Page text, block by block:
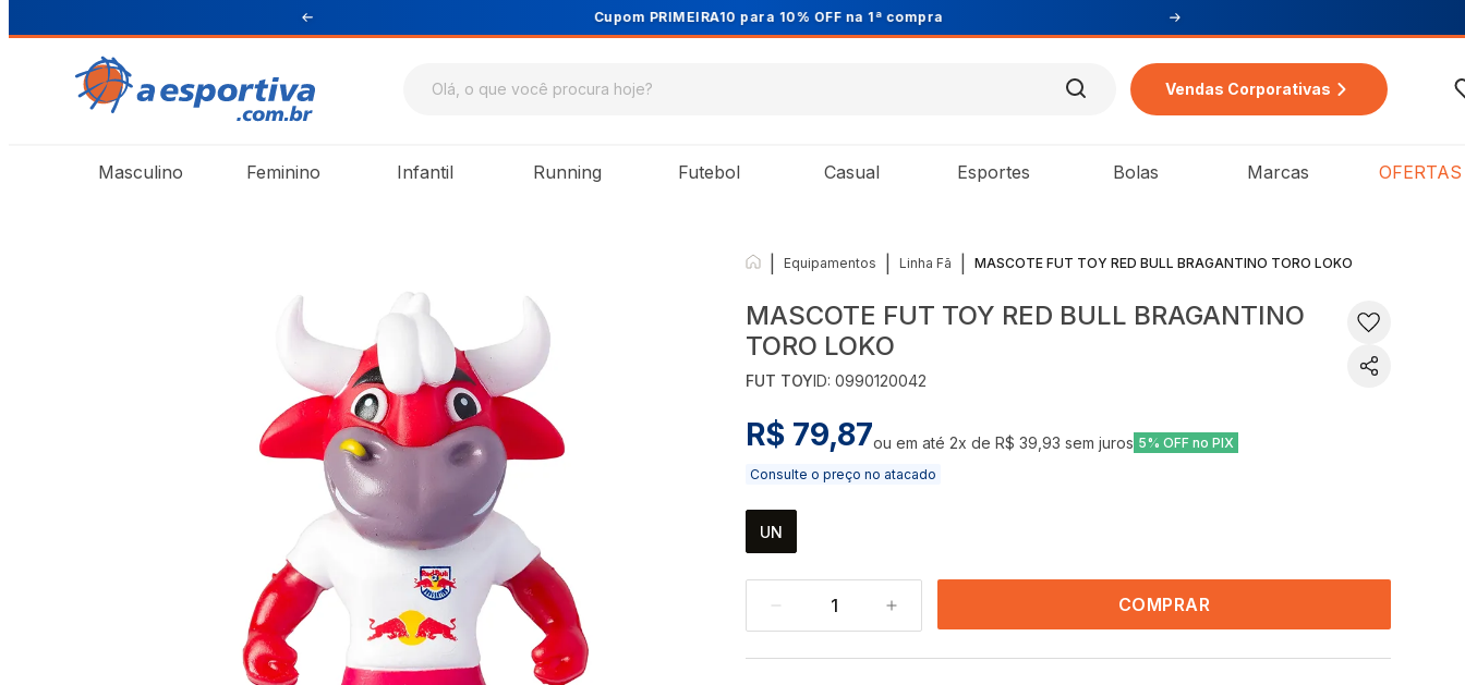
Cupom PRIMEIRA10 para 10% OFF na 1ª compra
Vendas Corporativas
Masculino Feminino Infantil Running Futebol Casual Esportes Bolas Marcas OFERTAS
Equipamentos Linha Fã MASCOTE FUT TOY RED BULL BRAGANTINO TORO LOKO
MASCOTE FUT TOY RED BULL BRAGANTINO
TORO LOKO
FUT TOYID:0990120042
R$ 79,87ou em até 2x deR$ 39,93 sem juros 5% OFF no PIX
Consulte o preço no atacado
UN
1 COMPRAR